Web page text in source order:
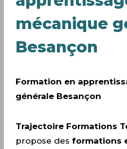
mécanique
Besançon
Formation en
générale Besançon
Trajectoire Formations
propose des formations